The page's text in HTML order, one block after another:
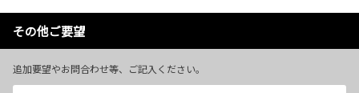
その他ご要望
追加要望やお問合わせ等、ご記入ください。